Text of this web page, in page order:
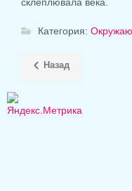
склеплювала века.
Категория:
Назад